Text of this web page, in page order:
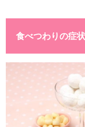
食べつわりの症